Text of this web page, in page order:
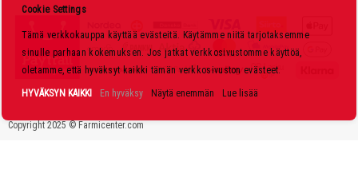
e
Copyright 2025 © Farmicenter.com
Cookie Settings
Tämä verkkokauppa käyttää evästeitä. Käytämme niitä tarjotaksemme
sinulle parhaan kokemuksen. Jos jatkat verkkosivustomme käyttöä,
oletamme, että hyväksyt kaikki tämän verkkosivuston evästeet.
HYVÄKSYN KAIKKI En hyväksy Näytä enemmän Lue lisää